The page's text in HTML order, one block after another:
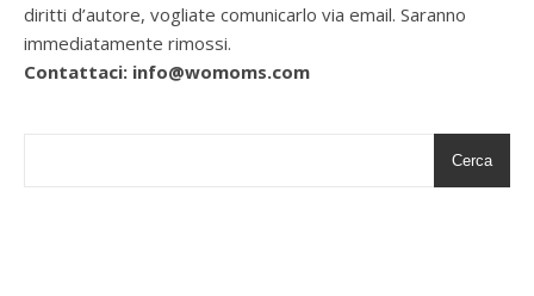
diritti d’autore, vogliate comunicarlo via email. Saranno
immediatamente rimossi.
Contattaci: info@womoms.com
Cerca